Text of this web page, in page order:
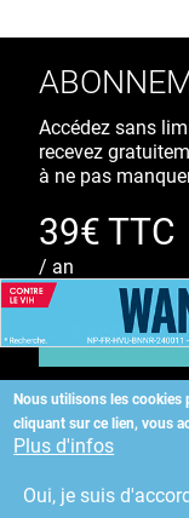
Nous utilisons les cookies
cliquant sur ce lien, vous
Plus d'infos
Oui, je suis
Accédez sans
recevez
à ne pas
39€ TTC
/ an
S'ABONNER